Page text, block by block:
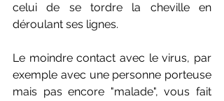
celui de se tordre la cheville en
déroulant ses lignes.
Le moindre contact avec le virus, par
exemple avec une personne porteuse
mais pas encore "malade", vous fait